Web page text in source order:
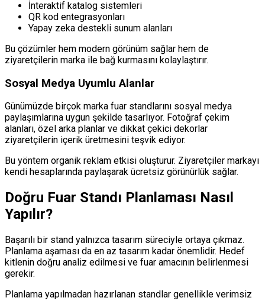
İnteraktif katalog sistemleri
QR kod entegrasyonları
Yapay zeka destekli sunum alanları
Bu çözümler hem modern görünüm sağlar hem de
ziyaretçilerin marka ile bağ kurmasını kolaylaştırır.
Sosyal Medya Uyumlu Alanlar
Günümüzde birçok marka fuar standlarını sosyal medya
paylaşımlarına uygun şekilde tasarlıyor. Fotoğraf çekim
alanları, özel arka planlar ve dikkat çekici dekorlar
ziyaretçilerin içerik üretmesini teşvik ediyor.
Bu yöntem organik reklam etkisi oluşturur. Ziyaretçiler markayı
kendi hesaplarında paylaşarak ücretsiz görünürlük sağlar.
Doğru Fuar Standı Planlaması Nasıl
Yapılır?
Başarılı bir stand yalnızca tasarım süreciyle ortaya çıkmaz.
Planlama aşaması da en az tasarım kadar önemlidir. Hedef
kitlenin doğru analiz edilmesi ve fuar amacının belirlenmesi
gerekir.
Planlama yapılmadan hazırlanan standlar genellikle verimsiz